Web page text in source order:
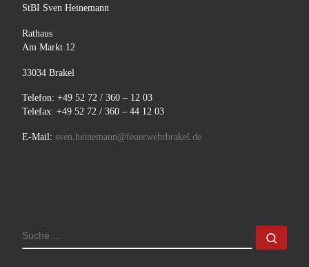
StBI Sven Heinemann
Rathaus
Am Markt 12
33034 Brakel
Telefon: +49 52 72 / 360 – 12 03
Telefax: +49 52 72 / 360 – 44 12 03
E-Mail: sven.heinemann@feuerwehrbrakel.de
SUCHE